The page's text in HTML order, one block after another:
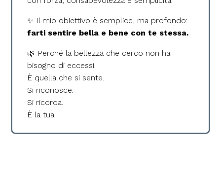
✨ Il mio obiettivo è semplice, ma profondo:
farti sentire bella e bene con te stessa.
🌿 Perché la bellezza che cerco non ha
bisogno di eccessi.
È quella che si sente.
Si riconosce.
Si ricorda.
È la tua.